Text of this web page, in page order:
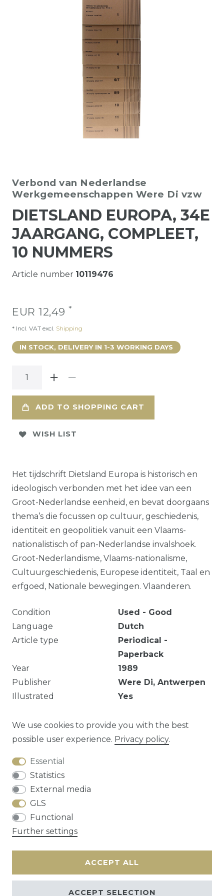
Verbond van Nederlandse
Werkgemeenschappen Were Di vzw
DIETSLAND EUROPA, 34E
JAARGANG, COMPLEET,
10 NUMMERS
Article number 10119476
EUR 12,49 *
* Incl. VAT excl. Shipping
IN STOCK, DELIVERY IN 1-3 WORKING DAYS
ADD TO SHOPPING CART
WISH LIST
Het tijdschrift Dietsland Europa is historisch en
ideologisch verbonden met het idee van een
Groot-Nederlandse eenheid, en bevat doorgaans
thema’s die focussen op cultuur, geschiedenis,
identiteit en geopolitiek vanuit een Vlaams-
nationalistisch of pan-Nederlandse invalshoek.
Groot-Nederlandisme, Vlaams-nationalisme,
Cultuurgeschiedenis, Europese identiteit, Taal en
erfgoed, Nationale bewegingen. Vlaanderen.
Condition
Used - Good
Language
Dutch
Article type
Periodical -
Paperback
Year
1989
Publisher
Were Di, Antwerpen
Illustrated
Yes
maandblad
Question about this article?
Cancellation rights
We use cookies to provide you with the best
possible user experience. Privacy policy.
Essential
Statistics
External media
GLS
Functional
Further settings
ACCEPT ALL
ACCEPT SELECTION